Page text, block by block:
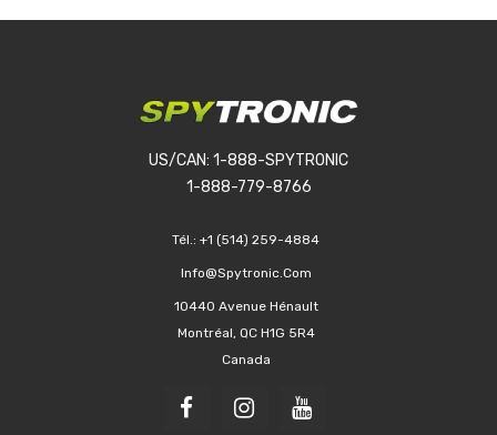
US/CAN: 1-888-SPYTRONIC
1-888-779-8766
Tél.: +1 (514) 259-4884
Info@spytronic.com
10440 Avenue Hénault
Montréal, QC H1G 5R4
Canada